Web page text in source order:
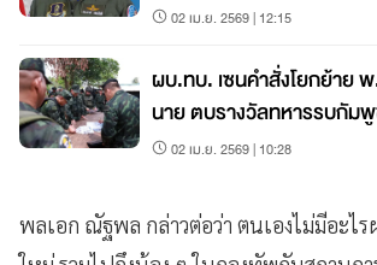
02 เม.ย. 2569 | 12:15
ผบ.ทบ. เซนคำสั่งโยกย้าย
นาย ตบรางวัลทหารรบกัม
02 เม.ย. 2569 | 10:28
พลเอก ณัฐพล กล่าวต่อว่า ตนเองไม่มีอะไร